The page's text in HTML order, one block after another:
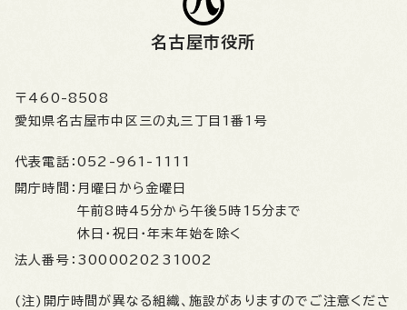
名古屋市役所
〒460-8508
愛知県名古屋市中区三の丸三丁目1番1号
代表電話： 052-961-1111
開庁時間： 月曜日から金曜日
午前8時45分から午後5時15分まで
休日・祝日・年末年始を除く
法人番号： 3000020231002
(注)開庁時間が異なる組織、施設がありますのでご注意くださ